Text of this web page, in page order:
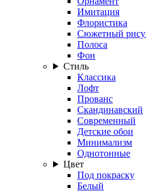
Имитация
Флористика
Сюжетный
Полоса
Фон
Стиль
Классика
Лофт
Прованс
Скандинавский
Современный
Детские обои
Минимализм
Однотонные
Цвет
Под покраску
Белый